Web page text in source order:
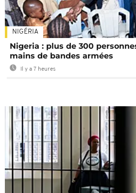
NIGÉRIA
Nigeria : plus de 300
mains de bandes armées
Il y a 7 heures